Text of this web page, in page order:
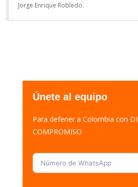
Jorge Enrique Robledo.
Únete al equipo
Para defener a Colombia con
COMPROMISO